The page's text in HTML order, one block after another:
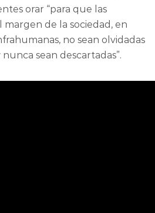
orar “para que las
margen de la sociedad, en
no sean olvidadas
sean descartadas”.